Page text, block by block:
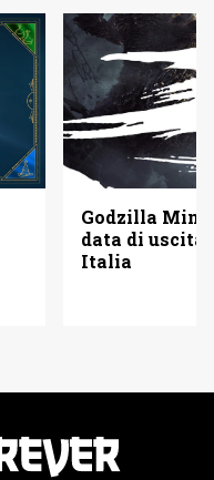
Godzilla
data di uscita
Italia